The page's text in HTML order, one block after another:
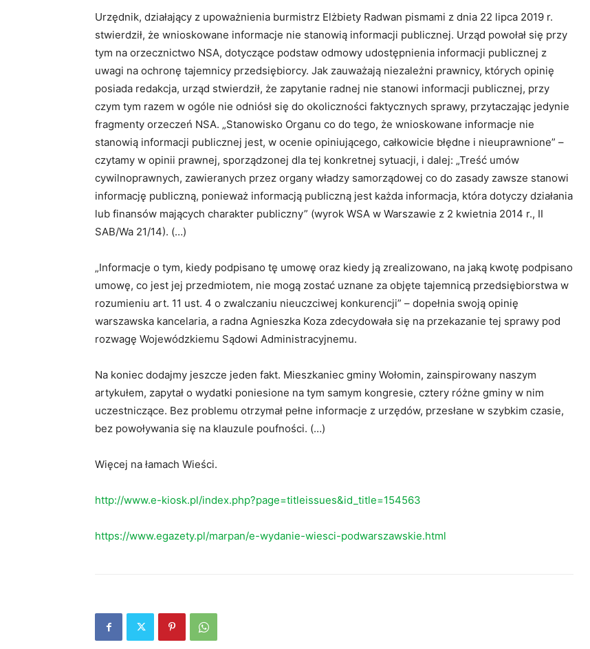
Urzędnik, działający z upoważnienia burmistrz Elżbiety Radwan pismami z dnia 22 lipca 2019 r.
stwierdził, że wnioskowane informacje nie stanowią informacji publicznej. Urząd powołał się przy
tym na orzecznictwo NSA, dotyczące podstaw odmowy udostępnienia informacji publicznej z
uwagi na ochronę tajemnicy przedsiębiorcy. Jak zauważają niezależni prawnicy, których opinię
posiada redakcja, urząd stwierdził, że zapytanie radnej nie stanowi informacji publicznej, przy
czym tym razem w ogóle nie odniósł się do okoliczności faktycznych sprawy, przytaczając jedynie
fragmenty orzeczeń NSA. „Stanowisko Organu co do tego, że wnioskowane informacje nie
stanowią informacji publicznej jest, w ocenie opiniującego, całkowicie błędne i nieuprawnione” –
czytamy w opinii prawnej, sporządzonej dla tej konkretnej sytuacji, i dalej: „Treść umów
cywilnoprawnych, zawieranych przez organy władzy samorządowej co do zasady zawsze stanowi
informację publiczną, ponieważ informacją publiczną jest każda informacja, która dotyczy działania
lub finansów mających charakter publiczny” (wyrok WSA w Warszawie z 2 kwietnia 2014 r., II
SAB/Wa 21/14). (…)
„Informacje o tym, kiedy podpisano tę umowę oraz kiedy ją zrealizowano, na jaką kwotę podpisano
umowę, co jest jej przedmiotem, nie mogą zostać uznane za objęte tajemnicą przedsiębiorstwa w
rozumieniu art. 11 ust. 4 o zwalczaniu nieuczciwej konkurencji” – dopełnia swoją opinię
warszawska kancelaria, a radna Agnieszka Koza zdecydowała się na przekazanie tej sprawy pod
rozwagę Wojewódzkiemu Sądowi Administracyjnemu.
Na koniec dodajmy jeszcze jeden fakt. Mieszkaniec gminy Wołomin, zainspirowany naszym
artykułem, zapytał o wydatki poniesione na tym samym kongresie, cztery różne gminy w nim
uczestniczące. Bez problemu otrzymał pełne informacje z urzędów, przesłane w szybkim czasie,
bez powoływania się na klauzule poufności. (…)
Więcej na łamach Wieści.
http://www.e-kiosk.pl/index.php?page=titleissues&id_title=154563
https://www.egazety.pl/marpan/e-wydanie-wiesci-podwarszawskie.html